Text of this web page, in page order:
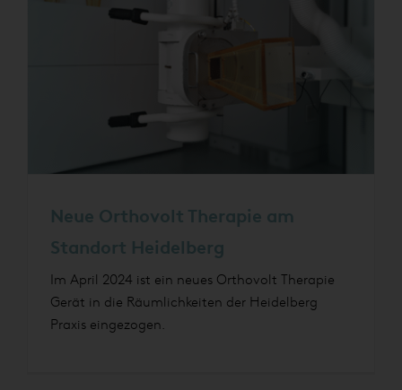
Neue Orthovolt Therapie am
Standort Heidelberg
Im April 2024 ist ein neues Orthovolt Therapie
Gerät in die Räumlichkeiten der Heidelberg
Praxis eingezogen.